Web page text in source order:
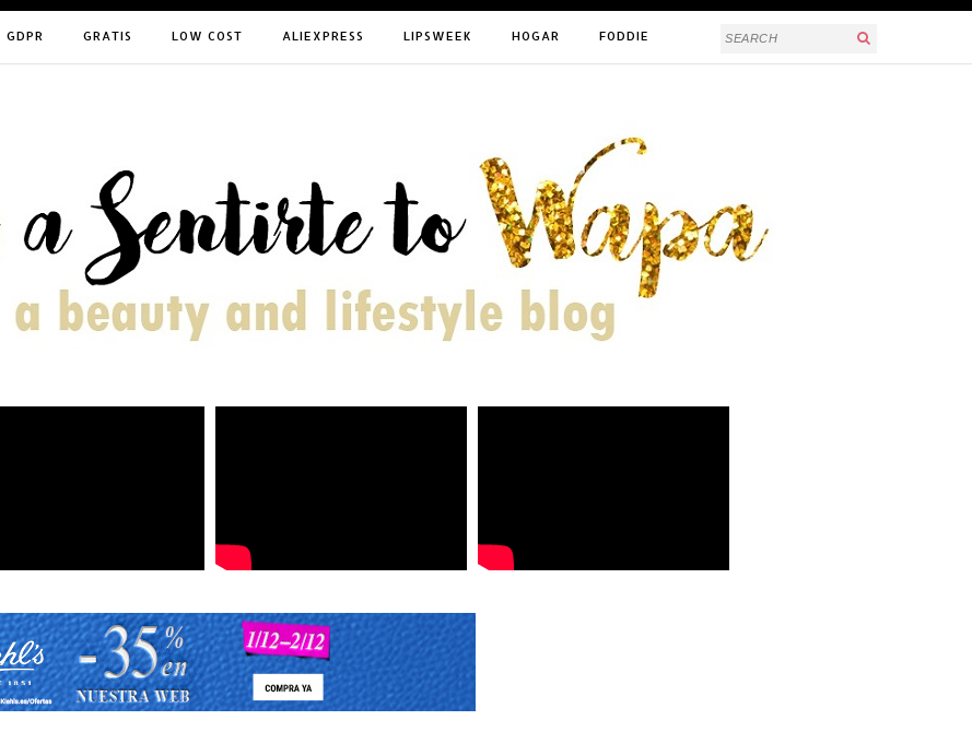
GDPR GRATIS LOW COST ALIEXPRESS LIPSWEEK HOGAR FODDIE